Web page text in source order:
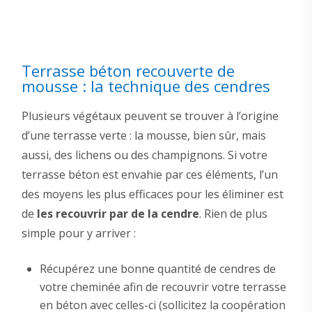
Terrasse béton recouverte de
mousse : la technique des cendres
Plusieurs végétaux peuvent se trouver à l’origine
d’une terrasse verte : la mousse, bien sûr, mais
aussi, des lichens ou des champignons. Si votre
terrasse béton est envahie par ces éléments, l’un
des moyens les plus efficaces pour les éliminer est
de les recouvrir par de la cendre. Rien de plus
simple pour y arriver :
Récupérez une bonne quantité de cendres de
votre cheminée afin de recouvrir votre terrasse
en béton avec celles-ci (sollicitez la coopération